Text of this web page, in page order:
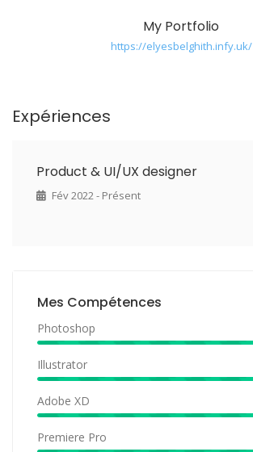
My Portfolio
https://elyesbelghith.infy.uk/
Expériences
Product & UI/UX designer
Fév 2022 - Présent
Mes Compétences
Photoshop
Illustrator
Adobe XD
Premiere Pro